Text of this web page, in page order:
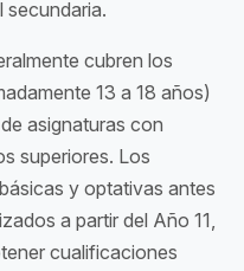
secundaria.
cubren los
13 a 18 años)
asignaturas con
superiores. Los
y optativas antes
a partir del Año 11,
cualificaciones